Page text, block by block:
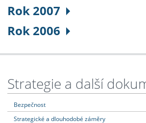
Rok 2007
Rok 2006
Strategie a další
Bezpečnost
Strategické a dlouhodobé záměry